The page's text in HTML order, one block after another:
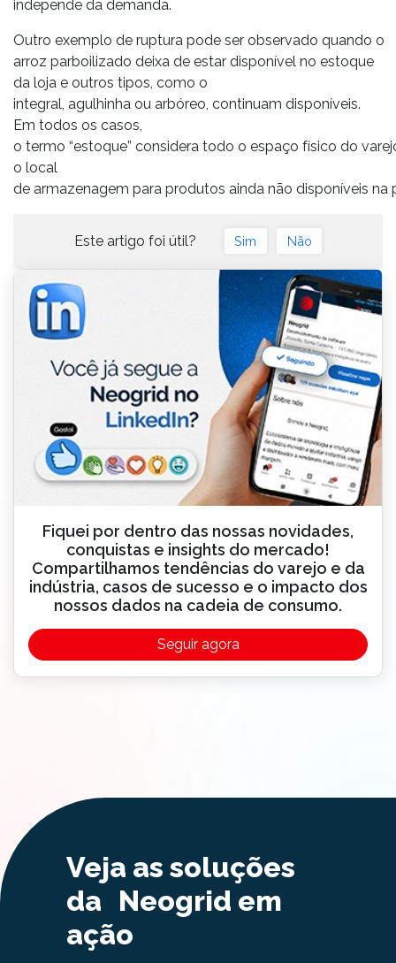
independe da demanda.
Outro exemplo de ruptura pode ser observado quando o
arroz parboilizado deixa de estar disponível no estoque
da loja e outros tipos, como o
integral, agulhinha ou arbóreo, continuam disponíveis.
Em todos os casos,
o termo “estoque” considera todo o espaço físico do
o local
de armazenagem para produtos ainda não disponíveis na
Este artigo foi útil? Sim Não
Fiquei por dentro das nossas novidades,
conquistas e insights do mercado!
Compartilhamos tendências do varejo e da
indústria, casos de sucesso e o impacto dos
nossos dados na cadeia de consumo.
Seguir agora
Veja as soluções
da Neogrid em
ação